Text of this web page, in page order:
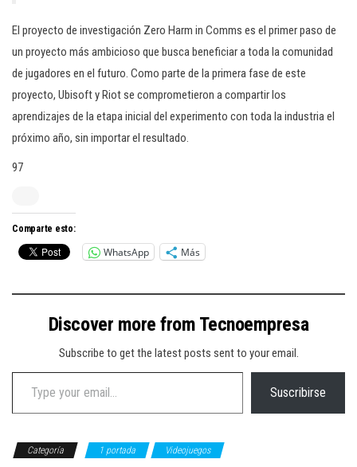
El proyecto de investigación Zero Harm in Comms es el primer paso de
un proyecto más ambicioso que busca beneficiar a toda la comunidad
de jugadores en el futuro. Como parte de la primera fase de este
proyecto, Ubisoft y Riot se comprometieron a compartir los
aprendizajes de la etapa inicial del experimento con toda la industria el
próximo año, sin importar el resultado.
97
Comparte esto:
WhatsApp Más
Discover more from Tecnoempresa
Subscribe to get the latest posts sent to your email.
Type your email…
Suscribirse
Categoría 1 portada Videojuegos